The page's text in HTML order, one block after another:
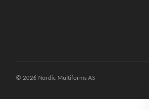
© 2026 Nordic Multiforms AS